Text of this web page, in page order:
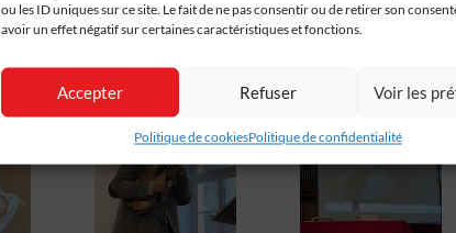
ou les ID uniques sur ce site. Le fait de ne pas consentir ou de retirer son
avoir un effet négatif sur certaines caractéristiques et fonctions.
Accepter Refuser Voir les
Politique de cookiesPolitique de confidentialité